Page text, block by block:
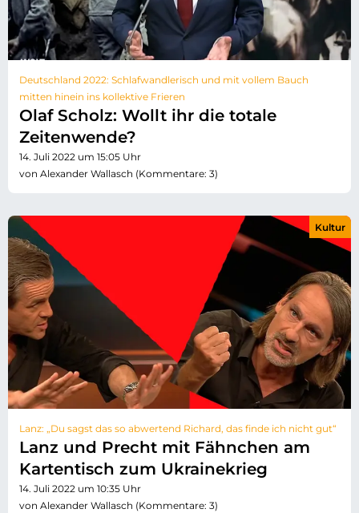
Deutschland 2022: Schlafwandlerisch und mit vollem Bauch
mitten hinein ins kollektive Frieren
Olaf Scholz: Wollt ihr die totale
Zeitenwende?
14. Juli 2022 um 15:05 Uhr
von Alexander Wallasch (Kommentare: 3)
Lanz: „Du sagst das so abwertend Richard, das finde ich nicht gut“
Lanz und Precht mit Fähnchen am
Kartentisch zum Ukrainekrieg
14. Juli 2022 um 10:35 Uhr
von Alexander Wallasch (Kommentare: 3)
Kultur